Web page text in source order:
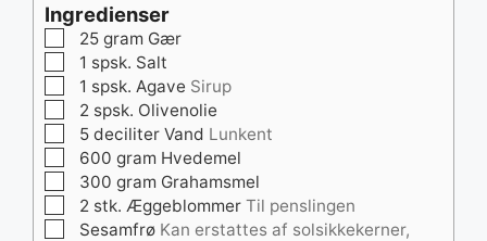
Ingredienser
▢
25 gram Gær
▢1 spsk. Salt
▢1 spsk. Agave Sirup
▢
2 spsk. Olivenolie
▢
5 deciliter Vand Lunkent
▢
600 gram Hvedemel
▢
300 gram Grahamsmel
▢
2 stk. Æggeblommer Til penslingen
▢
Sesamfrø Kan erstattes af solsikkekerner,